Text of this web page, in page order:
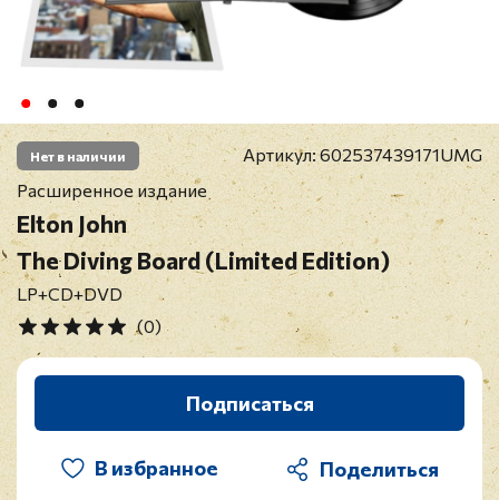
Нет в наличии Артикул:602537439171UMG
Расширенное издание
Elton John
The Diving Board (Limited Edition)
LP+CD+DVD
(0)
Подписаться
В избранное